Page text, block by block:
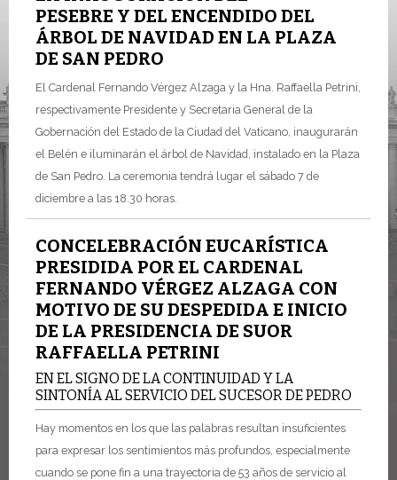
PESEBRE Y DEL ENCENDIDO DEL
ÁRBOL DE NAVIDAD EN LA PLAZA
DE SAN PEDRO
El Cardenal Fernando Vérgez Alzaga y la Hna. Raffaella Petrini,
respectivamente Presidente y Secretaria General de la
Gobernación del Estado de la Ciudad del Vaticano, inaugurarán
el Belén e iluminarán el árbol de Navidad, instalado en la Plaza
de San Pedro. La ceremonia tendrá lugar el sábado 7 de
diciembre a las 18.30 horas.
CONCELEBRACIÓN EUCARÍSTICA
PRESIDIDA POR EL CARDENAL
FERNANDO VÉRGEZ ALZAGA CON
MOTIVO DE SU DESPEDIDA E INICIO
DE LA PRESIDENCIA DE SUOR
RAFFAELLA PETRINI
EN EL SIGNO DE LA CONTINUIDAD Y LA
SINTONÍA AL SERVICIO DEL SUCESOR DE PEDRO
Hay momentos en los que las palabras resultan insuficientes
para expresar los sentimientos más profundos, especialmente
cuando se pone fin a una trayectoria de 53 años de servicio al